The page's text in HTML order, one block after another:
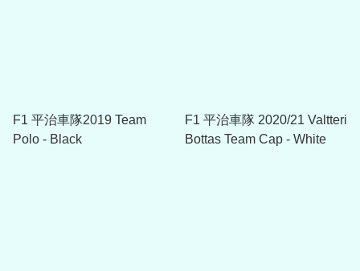
F1 平治車隊2019 Team
Polo - Black
F1 平治車隊 2020/21 Valtteri
Bottas Team Cap - White